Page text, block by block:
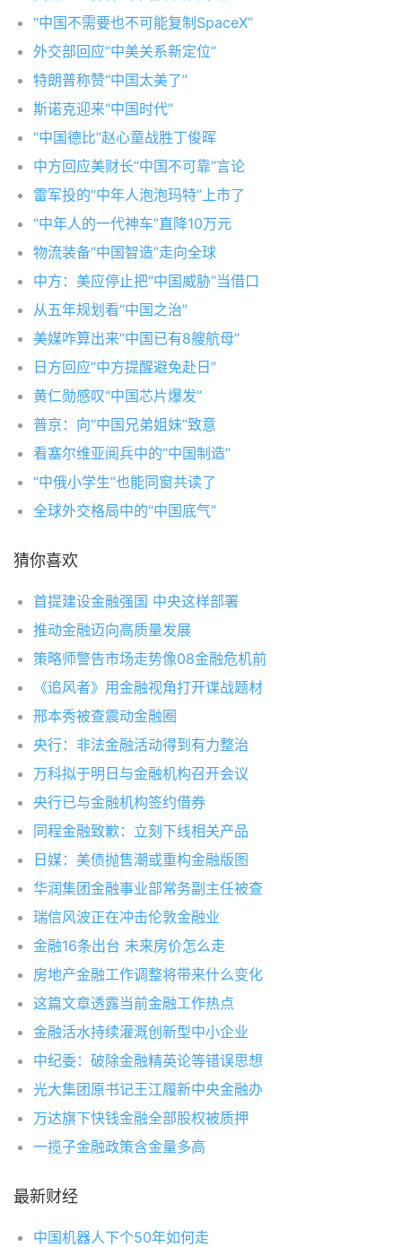
“中国不需要也不可能复制SpaceX”
外交部回应“中美关系新定位”
特朗普称赞“中国太美了”
斯诺克迎来“中国时代”
“中国德比”赵心童战胜丁俊晖
中方回应美财长“中国不可靠”言论
雷军投的“中年人泡泡玛特”上市了
“中年人的一代神车”直降10万元
物流装备“中国智造”走向全球
中方：美应停止把“中国威胁”当借口
从五年规划看“中国之治”
美媒咋算出来“中国已有8艘航母”
日方回应“中方提醒避免赴日”
黄仁勋感叹“中国芯片爆发”
普京：向“中国兄弟姐妹”致意
看塞尔维亚阅兵中的“中国制造”
“中俄小学生”也能同窗共读了
全球外交格局中的“中国底气”
猜你喜欢
首提建设金融强国 中央这样部署
推动金融迈向高质量发展
策略师警告市场走势像08金融危机前
《追风者》用金融视角打开谍战题材
邢本秀被查震动金融圈
央行：非法金融活动得到有力整治
万科拟于明日与金融机构召开会议
央行已与金融机构签约借券
同程金融致歉：立刻下线相关产品
日媒：美债抛售潮或重构金融版图
华润集团金融事业部常务副主任被查
瑞信风波正在冲击伦敦金融业
金融16条出台 未来房价怎么走
房地产金融工作调整将带来什么变化
这篇文章透露当前金融工作热点
金融活水持续灌溉创新型中小企业
中纪委：破除金融精英论等错误思想
光大集团原书记王江履新中央金融办
万达旗下快钱金融全部股权被质押
一揽子金融政策含金量多高
最新财经
中国机器人下个50年如何走